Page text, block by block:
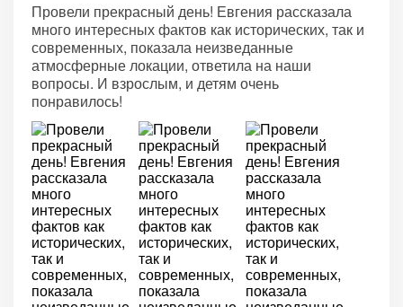
Провели прекрасный день! Евгения рассказала
много интересных фактов как исторических, так и
современных, показала неизведанные
атмосферные локации, ответила на наши
вопросы. И взрослым, и детям очень
понравилось!